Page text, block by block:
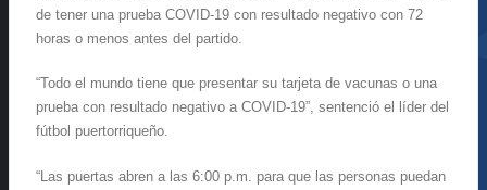
de tener una prueba COVID-19 con resultado negativo con 72
horas o menos antes del partido.
“Todo el mundo tiene que presentar su tarjeta de vacunas o una
prueba con resultado negativo a COVID-19”, sentenció el líder del
fútbol puertorriqueño.
“Las puertas abren a las 6:00 p.m. para que las personas puedan